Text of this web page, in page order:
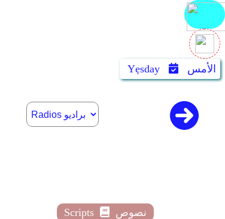
Yẹsday الأمس
Scripts نصوص